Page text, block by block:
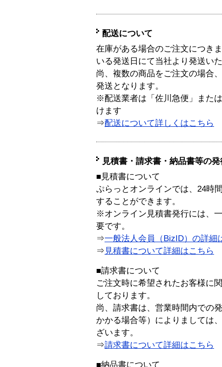
配送について
在庫がある場合のご注文につき
いる発送日にて当社より発送い
尚、複数の商品をご注文の場合
発送となります。
※配送業者は「佐川急便」また
けます
⇒配送について詳しくはこちら
見積書・請求書・納品書等の
■見積書について
ぷらっとオンラインでは、24時
することができます。
※オンライン見積書発行には、
要です。
⇒一般法人会員（BizID）の詳細
⇒ 見積書について詳細はこちら
■請求書について
ご注文時に希望されたお客様に
しております。
尚、請求書は、営業時間内での
かかる場合等）によりましては
ざいます。
⇒請求書について詳細はこちら
■納品書について